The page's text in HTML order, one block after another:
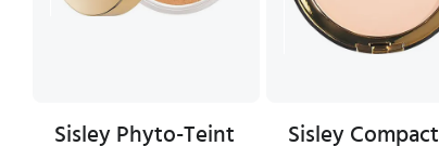
Sisley Phyto-Teint
Sisley Compact